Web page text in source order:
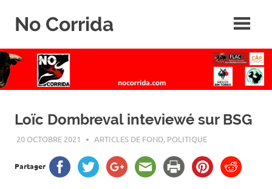
No Corrida
de
la
corrida
Loïc Dombreval inteviewé sur BSG
20 OCTOBRE 2021 ROGER LAHANA
ARTICLES DE FOND, POLITIQUE
Partager